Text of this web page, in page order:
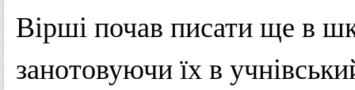
Віршіпочав писатище в
занотовуючиїхв